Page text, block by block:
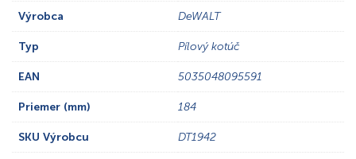
Výrobca DeWALT
Typ Pílový kotúč
EAN 5035048095591
Priemer (mm) 184
SKU Výrobcu DT1942